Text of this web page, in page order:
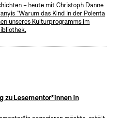
– heute mit Christoph Danne
"Warum das Kind in der Polenta
unseres Kulturprogramms im
zu Lesementor*innen in